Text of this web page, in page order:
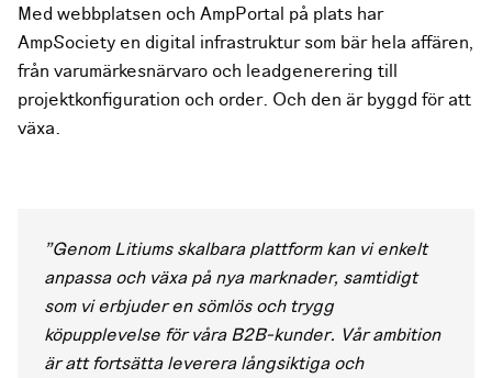
Med webbplatsen och AmpPortal på plats har
AmpSociety en digital infrastruktur som bär hela affären,
från varumärkesnärvaro och leadgenerering till
projektkonfiguration och order. Och den är byggd för att
växa.
"Genom Litiums skalbara plattform kan vi enkelt
anpassa och växa på nya marknader, samtidigt
som vi erbjuder en sömlös och trygg
köpupplevelse för våra B2B-kunder. Vår ambition
är att fortsätta leverera långsiktiga och